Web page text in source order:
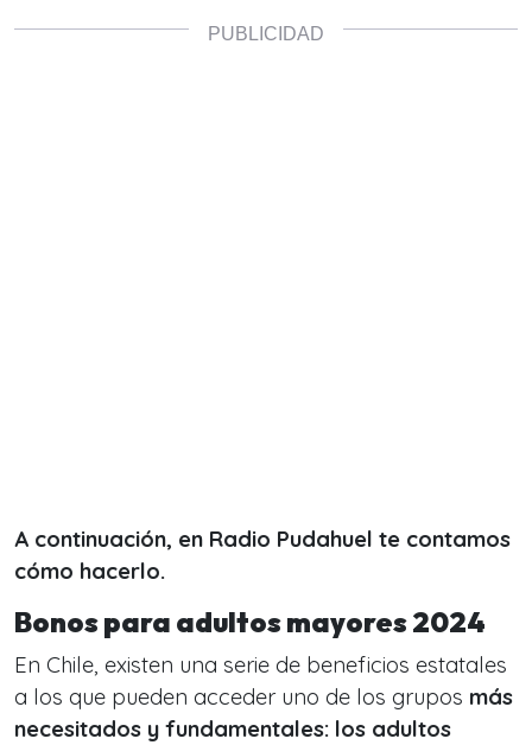
A continuación, en Radio Pudahuel te contamos
cómo hacerlo.
Bonos para adultos mayores 2024
En Chile, existen una serie de beneficios estatales
a los que pueden acceder uno de los grupos más
necesitados y fundamentales: los adultos